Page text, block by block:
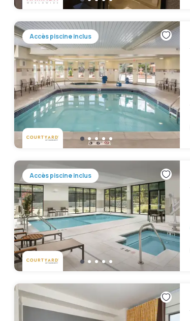
Accès piscine inclus
Accès piscine inclus